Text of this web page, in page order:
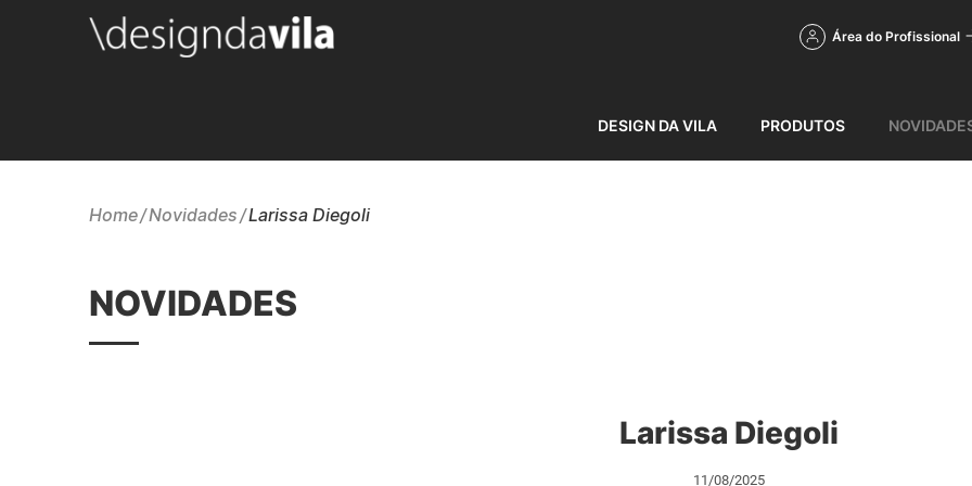
Área do Profissional
DESIGN DA VILA PRODUTOS
Home Novidades Larissa Diegoli
NOVIDADES
Larissa Diegoli
11/08/2025